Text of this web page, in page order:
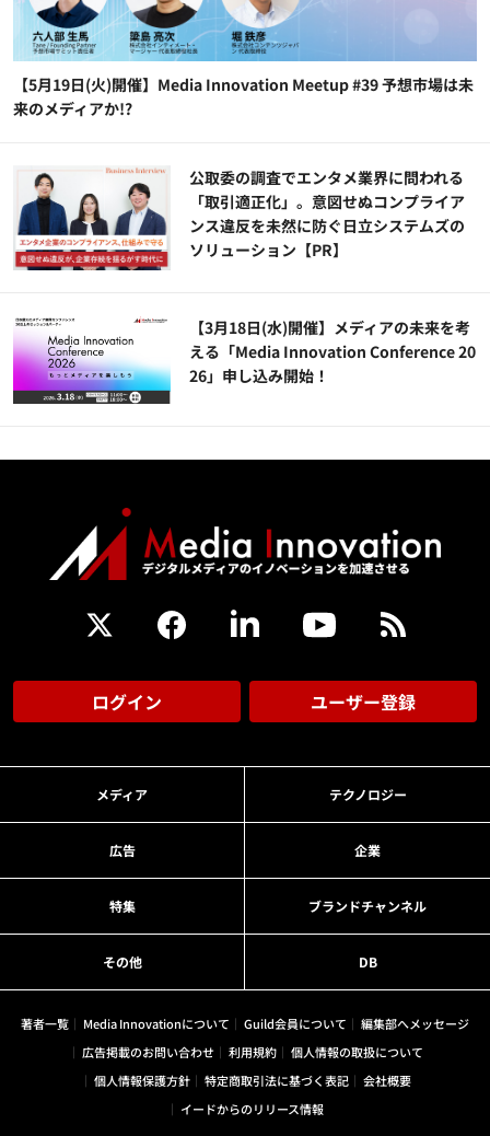
【5月19日(火)開催】Media Innovation Meetup #39 予想市場は未
来のメディアか!?
公​​取委の調査でエンタメ業界に問われる
「取引適正化」。意図せぬコンプライア
ンス違反を未然に防ぐ日立システムズの
ソリューション​【PR】
【3月18日(水)開催】メディアの未来を考
える「Media Innovation Conference 20
26」申し込み開始！
ログイン ユーザー登録
メディア テクノロジー
広告 企業
特集 ブランドチャンネル
その他 DB
著者一覧 Media Innovationについて Guild会員について
編集部へメッセージ
広告掲載のお問い合わせ
利用規約
個人情報の取扱について
個人情報保護方針
特定商取引法に基づく表記
会社概要
イードからのリリース情報